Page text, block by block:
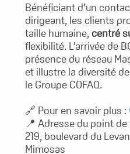
Bénéficiant d’un
dirigeant, les clients
taille humaine, centré
flexibilité. L’arrivée de
présence du réseau
et illustre la diversité
le Groupe COFAQ.
🔗 Pour en savoir plus :
📍 Adresse du point de
219, boulevard du
Mimosas